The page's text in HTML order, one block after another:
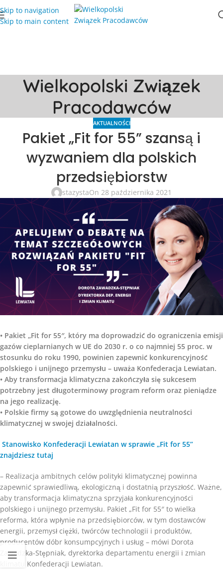
Skip to navigation
Skip to main content
Wielkopolski Związek
Pracodawców
AKTUALNOŚCI
Pakiet „Fit for 55” szansą i
wyzwaniem dla polskich
przedsiębiorstw
stazystaOn 28 października 2021
• Pakiet „Fit for 55″, który ma doprowadzić do ograniczenia emisji
gazów cieplarnianych w UE do 2030 r. o co najmniej 55 proc. w
stosunku do roku 1990, powinien zapewnić konkurencyjność
polskiego i unijnego przemysłu – uważa Konfederacja Lewiatan.
• Aby transformacja klimatyczna zakończyła się sukcesem
potrzebny jest długoterminowy program reform oraz pieniądze
na jego realizację.
• Polskie firmy są gotowe do uwzględnienia neutralności
klimatycznej w swojej działalności.
Stanowisko Konfederacji Lewiatan w sprawie „Fit for 55”
znajdziesz tutaj
– Realizacja ambitnych celów polityki klimatycznej powinna
zapewnić sprawiedliwą, ekologiczną i dostatnią przyszłość. Ważne,
aby transformacja klimatyczna sprzyjała konkurencyjności
polskiego i unijnego przemysłu. Pakiet „Fit for 55″ to wielka
reforma, która wpłynie na przedsiębiorców, w tym dostawców
energii, przemysł ciężki, twórców technologii i produktów,
producentów dóbr konsumpcyjnych i usług – mówi Dorota
Zawadzka-Stępniak, dyrektorka departamentu energii i zmian
klimatu Konfederacji Lewiatan.